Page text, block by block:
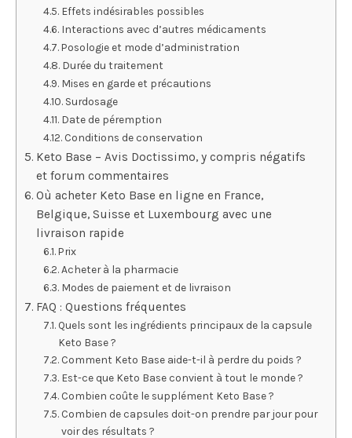
Effets indésirables possibles
Interactions avec d’autres médicaments
Posologie et mode d’administration
Durée du traitement
Mises en garde et précautions
Surdosage
Date de péremption
Conditions de conservation
Keto Base – Avis Doctissimo, y compris négatifs
et forum commentaires
Où acheter Keto Base en ligne en France,
Belgique, Suisse et Luxembourg avec une
livraison rapide
Prix
Acheter à la pharmacie
Modes de paiement et de livraison
FAQ : Questions fréquentes
Quels sont les ingrédients principaux de la capsule
Keto Base ?
Comment Keto Base aide-t-il à perdre du poids ?
Est-ce que Keto Base convient à tout le monde ?
Combien coûte le supplément Keto Base ?
Combien de capsules doit-on prendre par jour pour
voir des résultats ?